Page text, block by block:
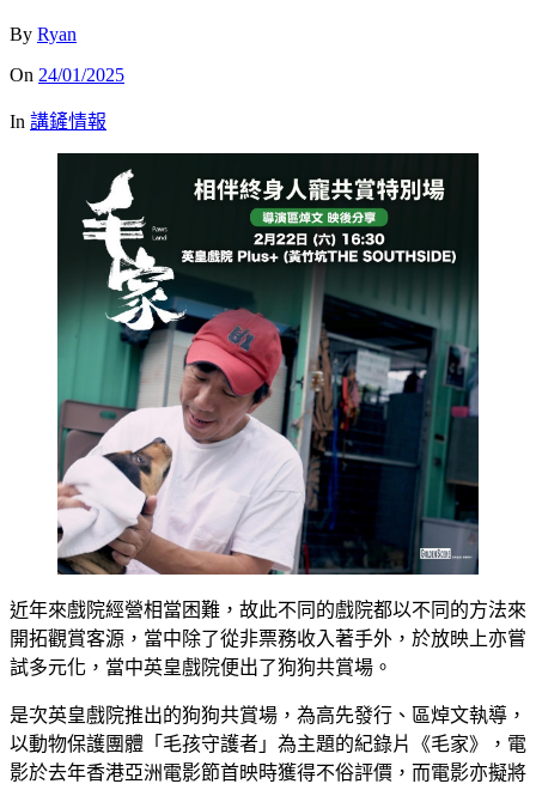
By Ryan
On 24/01/2025
In 講鏟情報
近年來戲院經營相當困難，故此不同的戲院都以不同的方法來
開拓觀賞客源，當中除了從非票務收入著手外，於放映上亦嘗
試多元化，當中英皇戲院便出了狗狗共賞場。
是次英皇戲院推出的狗狗共賞場，為高先發行、區焯文執導，
以動物保護團體「毛孩守護者」為主題的紀錄片《毛家》，電
影於去年香港亞洲電影節首映時獲得不俗評價，而電影亦擬將